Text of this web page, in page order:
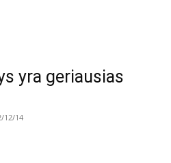
yra geriausias
12/14